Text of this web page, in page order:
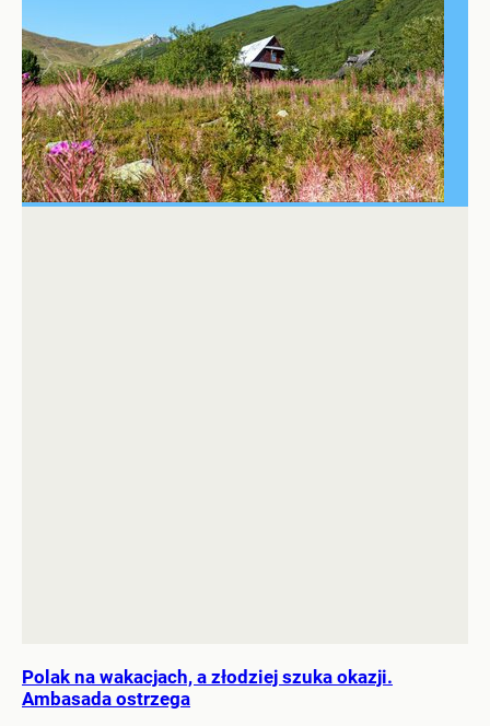
Polak na wakacjach, a złodziej szuka okazji.
Ambasada ostrzega